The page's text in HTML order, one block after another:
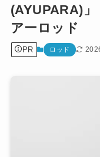
(AYUPARA)
アーロッド
PR ロッド